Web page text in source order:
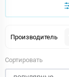
Производитель
Сортировать